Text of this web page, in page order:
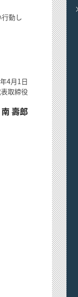
動し
4月1日
取締役
南 壽郎